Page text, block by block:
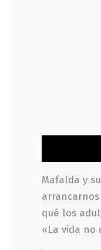
Mafalda y
qué los
«La vida no